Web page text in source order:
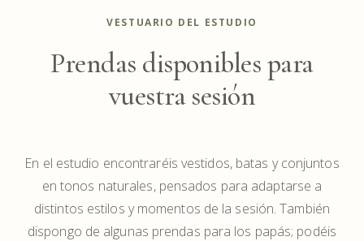
VESTUARIO DEL ESTUDIO
Prendas disponibles para
vuestra sesión
En el estudio encontraréis vestidos, batas y conjuntos
en tonos naturales, pensados para adaptarse a
distintos estilos y momentos de la sesión. También
dispongo de algunas prendas para los papás; podéis